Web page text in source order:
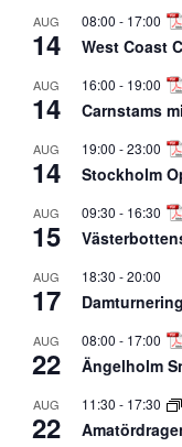
AUG
14
08:00 - 17:00
West Coast
AUG
14
16:00 - 19:00
Carnstams
AUG
14
19:00 -23:00
Stockholm
AUG
15
09:30 - 16:30
AUG
17
18:30 -20:00
AUG
22
08:00 - 17:00
Ängelholm
AUG
22
11:30 - 17:30